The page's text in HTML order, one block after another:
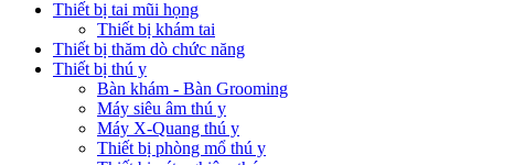
Thiết bị tai mũi họng
Thiết bị khám tai
Thiết bị thăm dò chức năng
Thiết bị thú y
Bàn khám - Bàn Grooming
Máy siêu âm thú y
Máy X-Quang thú y
Thiết bị phòng mổ thú y